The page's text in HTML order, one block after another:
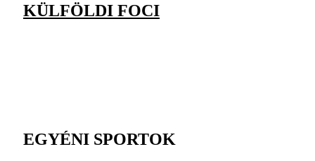
KÜLFÖLDI FOCI
EGYÉNI SPORTOK